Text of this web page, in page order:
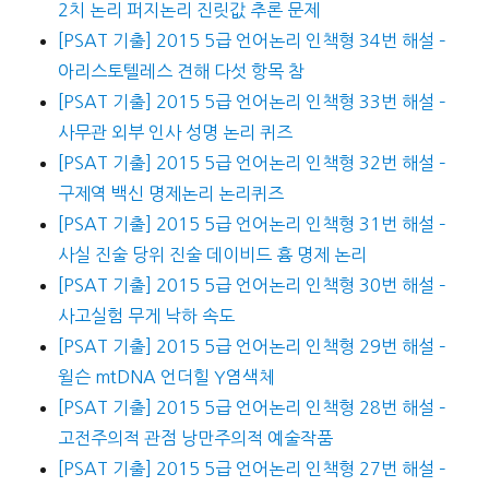
2치 논리 퍼지논리 진릿값 추론 문제
[PSAT 기출] 2015 5급 언어논리 인책형 34번 해설 –
아리스토텔레스 견해 다섯 항목 참
[PSAT 기출] 2015 5급 언어논리 인책형 33번 해설 –
사무관 외부 인사 성명 논리 퀴즈
[PSAT 기출] 2015 5급 언어논리 인책형 32번 해설 –
구제역 백신 명제논리 논리퀴즈
[PSAT 기출] 2015 5급 언어논리 인책형 31번 해설 –
사실 진술 당위 진술 데이비드 흄 명제 논리
[PSAT 기출] 2015 5급 언어논리 인책형 30번 해설 –
사고실험 무게 낙하 속도
[PSAT 기출] 2015 5급 언어논리 인책형 29번 해설 –
윌슨 mtDNA 언더힐 Y염색체
[PSAT 기출] 2015 5급 언어논리 인책형 28번 해설 –
고전주의적 관점 낭만주의적 예술작품
[PSAT 기출] 2015 5급 언어논리 인책형 27번 해설 –